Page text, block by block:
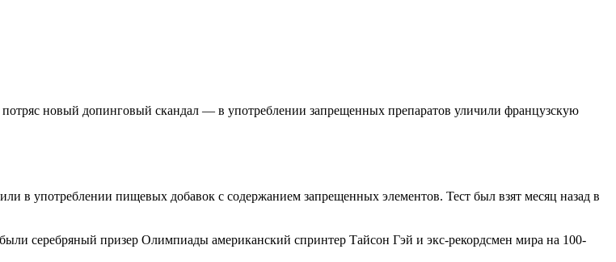
новый допинговый скандал — в употреблении запрещенных препаратов уличили французскую
в употреблении пищевых добавок с содержанием запрещенных элементов. Тест был взят месяц назад в
серебряный призер Олимпиады американский спринтер Тайсон Гэй и экс-рекордсмен мира на 100-